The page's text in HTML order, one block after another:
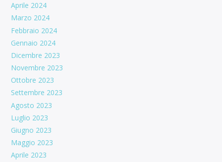
Aprile 2024
Marzo 2024
Febbraio 2024
Gennaio 2024
Dicembre 2023
Novembre 2023
Ottobre 2023
Settembre 2023
Agosto 2023
Luglio 2023
Giugno 2023
Maggio 2023
Aprile 2023